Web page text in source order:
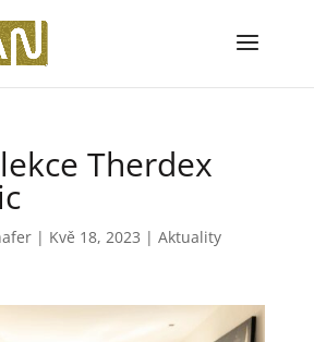
Therdex
| Kvě 18, 2023 | Aktuality